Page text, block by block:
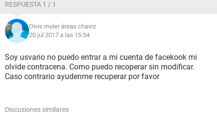
RESPUESTA 1 / 1
Olvis moler áreas chavrz
20 jul 2017 a las 15:54
Soy usvario no puedo entrar a mi cuenta de facekook mi
olvide contracena. Como puedo recoperar sin modificar.
Caso contrario ayudenme recuperar por favor
Discusiones similares